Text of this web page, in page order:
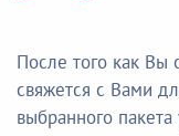
После того как Вы
свяжется с Вами
выбранного пакета